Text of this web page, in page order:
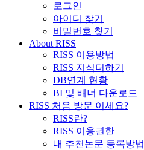
로그인
아이디 찾기
비밀번호 찾기
About RISS
RISS 이용방법
RISS 지식더하기
DB연계 현황
BI 및 배너 다운로드
RISS 처음 방문 이세요?
RISS란?
RISS 이용권한
내 추천논문 등록방법